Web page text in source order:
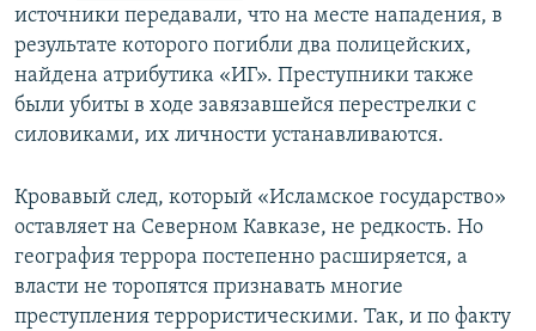
источники передавали, что на месте нападения, в
результате которого погибли два полицейских,
найдена атрибутика «ИГ». Преступники также
были убиты в ходе завязавшейся перестрелки с
силовиками, их личности устанавливаются.
Кровавый след, который «Исламское государство»
оставляет на Северном Кавказе, не редкость. Но
география террора постепенно расширяется, а
власти не торопятся признавать многие
преступления террористическими. Так, и по факту